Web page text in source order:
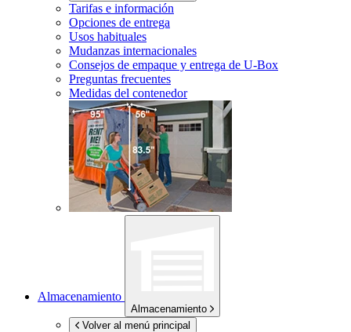
Tarifas e información
Opciones de entrega
Usos habituales
Mudanzas internacionales
Consejos de empaque y entrega de U-Box
Preguntas frecuentes
Medidas del contenedor
Almacenamiento
Almacenamiento
Volver al menú principal